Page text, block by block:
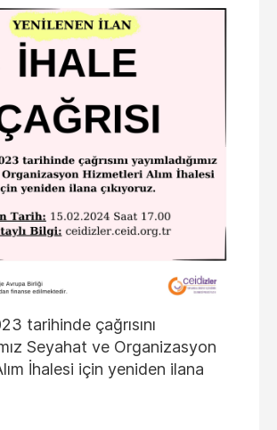
tarihinde çağrısını
Seyahat ve Organizasyon
İhalesi için yeniden ilana